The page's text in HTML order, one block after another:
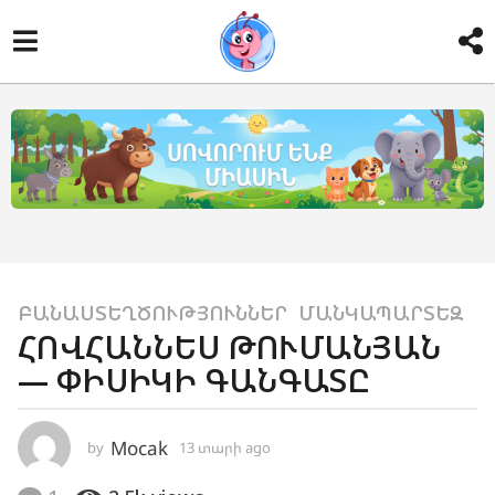
1
3
տ
ր
ի
ԲԱՆԱՍՏԵՂԾՈՒԹՅՈՒՆՆԵՐ ,ՄԱՆԿԱՊԱՐՏԵԶ
ՀՈՎՀԱՆՆԵՍ ԹՈՒՄԱՆՅԱՆ
— ՓԻՍԻԿԻ ԳԱՆԳԱՏԸ
by Mocak 13 տարի ago